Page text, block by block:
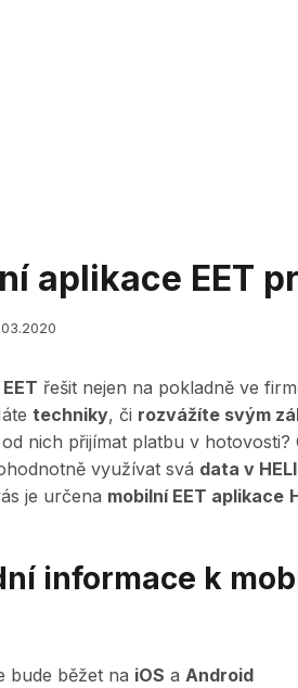
aplikace EET
EET řešit nejen na pokladně ve
techniky, či rozvážíte svým
nich přijímat platbu v hotovosti?
využívat svá data v
je určena mobilní EET aplikace
informace k
bude běžet na iOS a Android